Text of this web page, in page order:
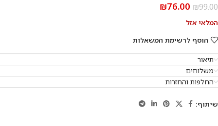
₪99.00
₪76.00
המלאי אזל
הוסף לרשימת המשאלות
תיאור
משלוחים
החלפות והחזרות
שיתוף: